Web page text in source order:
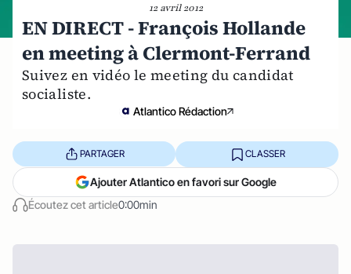
12 avril 2012
EN DIRECT - François Hollande
en meeting à Clermont-Ferrand
Suivez en vidéo le meeting du candidat
socialiste.
Atlantico Rédaction
Écoutez cet article0:00min
PARTAGER CLASSER
Ajouter Atlantico en favori sur Google